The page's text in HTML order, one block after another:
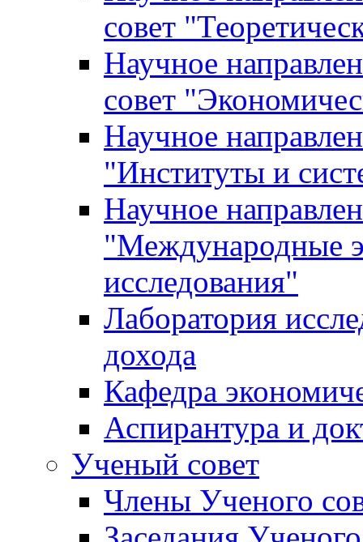
совет
Научное
совет
Научное
"Институты и
Научное
"Международные
исследования"
Лаборатория
дохода
Кафедра
Аспирантура и
Ученый совет
Члены Ученого